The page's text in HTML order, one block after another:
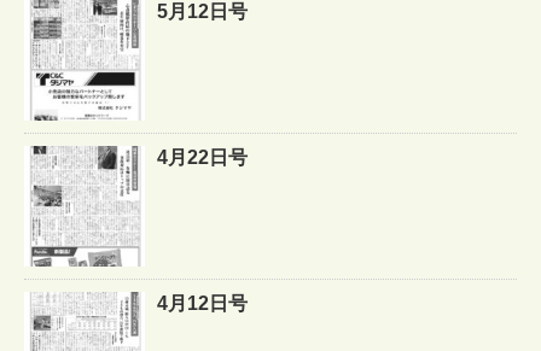
5月12日号
4月22日号
4月12日号